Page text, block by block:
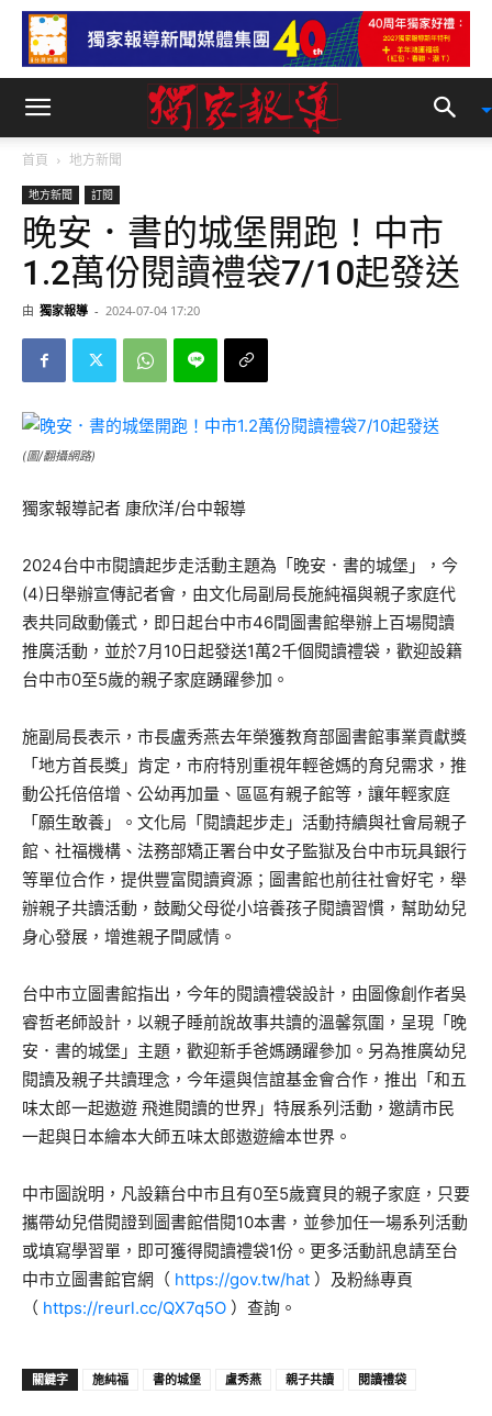
首頁 地方新聞
地方新聞 訂閱
晚安．書的城堡開跑！中市
1.2萬份閱讀禮袋7/10起發送
由 獨家報導 - 2024-07-04 17:20
(圖/翻攝網路)
獨家報導記者 康欣洋/台中報導
2024台中市閱讀起步走活動主題為「晚安．書的城堡」，今
(4)日舉辦宣傳記者會，由文化局副局長施純福與親子家庭代
表共同啟動儀式，即日起台中市46間圖書館舉辦上百場閱讀
推廣活動，並於7月10日起發送1萬2千個閱讀禮袋，歡迎設籍
台中市0至5歲的親子家庭踴躍參加。
施副局長表示，市長盧秀燕去年榮獲教育部圖書館事業貢獻獎
「地方首長獎」肯定，市府特別重視年輕爸媽的育兒需求，推
動公托倍倍增、公幼再加量、區區有親子館等，讓年輕家庭
「願生敢養」。文化局「閱讀起步走」活動持續與社會局親子
館、社福機構、法務部矯正署台中女子監獄及台中市玩具銀行
等單位合作，提供豐富閱讀資源；圖書館也前往社會好宅，舉
辦親子共讀活動，鼓勵父母從小培養孩子閱讀習慣，幫助幼兒
身心發展，增進親子間感情。
台中市立圖書館指出，今年的閱讀禮袋設計，由圖像創作者吳
睿哲老師設計，以親子睡前說故事共讀的溫馨氛圍，呈現「晚
安．書的城堡」主題，歡迎新手爸媽踴躍參加。另為推廣幼兒
閱讀及親子共讀理念，今年還與信誼基金會合作，推出「和五
味太郎一起遨遊 飛進閱讀的世界」特展系列活動，邀請市民
一起與日本繪本大師五味太郎遨遊繪本世界。
中市圖說明，凡設籍台中市且有0至5歲寶貝的親子家庭，只要
攜帶幼兒借閱證到圖書館借閱10本書，並參加任一場系列活動
或填寫學習單，即可獲得閱讀禮袋1份。更多活動訊息請至台
中市立圖書館官網（ https://gov.tw/hat ）及粉絲專頁
（ https://reurl.cc/QX7q5O ）查詢。
關鍵字 施純福 書的城堡 盧秀燕 親子共讀 閱讀禮袋